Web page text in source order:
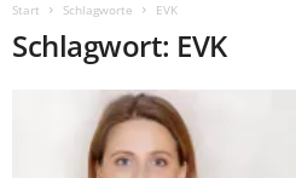
Start Schlagworte EVK
Schlagwort: EVK